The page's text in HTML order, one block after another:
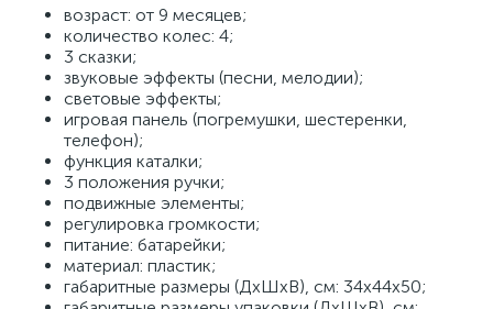
возраст: от 9 месяцев;
количество колес: 4;
3 сказки;
звуковые эффекты (песни, мелодии);
световые эффекты;
игровая панель (погремушки, шестеренки,
телефон);
функция каталки;
3 положения ручки;
подвижные элементы;
регулировка громкости;
питание: батарейки;
материал: пластик;
габаритные размеры (ДхШхВ), см: 34х44х50;